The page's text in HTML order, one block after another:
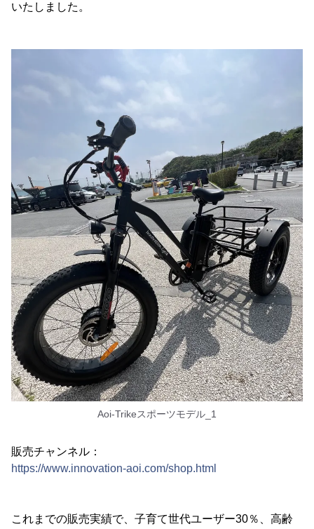
いたしました。
Aoi-Trikeスポーツモデル_1
販売チャンネル：
https://www.innovation-aoi.com/shop.html
これまでの販売実績で、子育て世代ユーザー30％、高齢